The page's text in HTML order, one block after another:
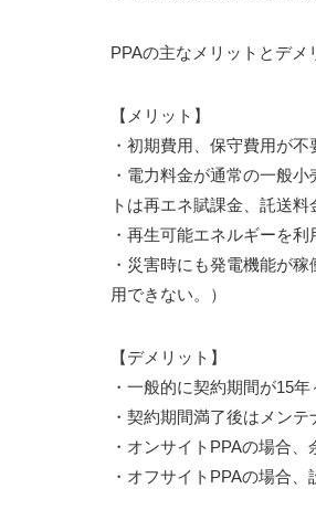
PPAの主なメリットとデメ
【メリット】
・初期費用、保守費用が不
・電力料金が通常の一般
トは再エネ賦課金、託送
・再生可能エネルギーを
・災害時にも発電機能が
用できない。）
【デメリット】
・一般的に契約期間が15年
・契約期間満了後はメン
・オンサイトPPAの場合、
・オフサイトPPAの場合